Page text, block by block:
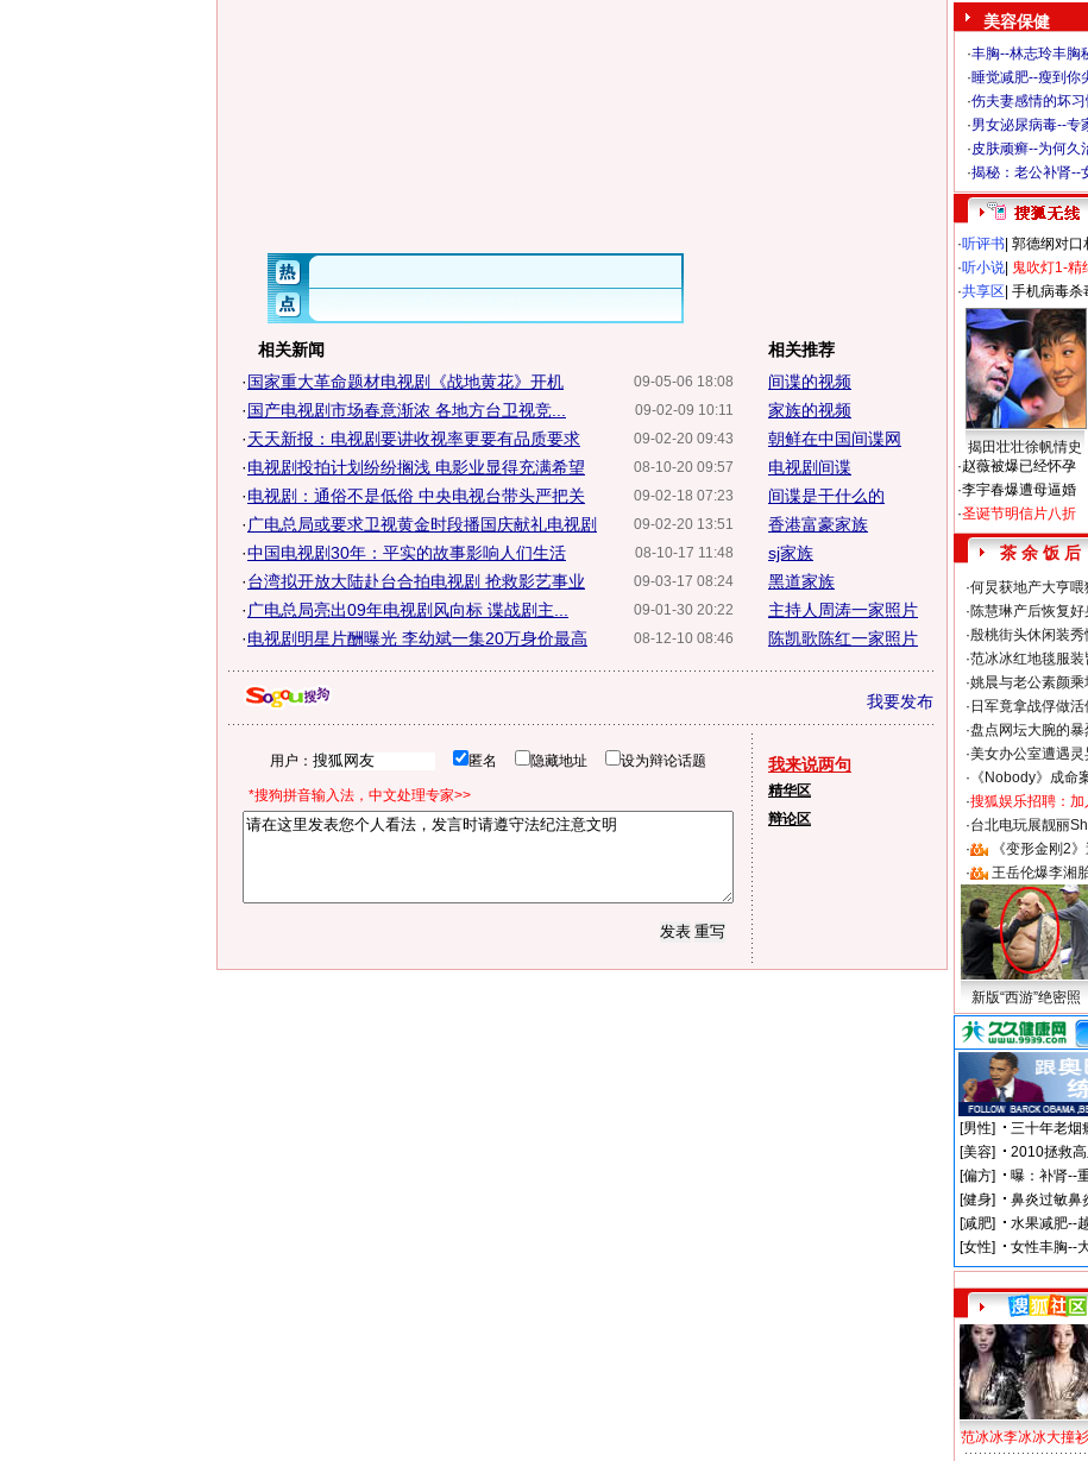
相关新闻
09-05-06 18:08
·国家重大革命题材电视剧《战地黄花》开机
09-02-09 10:11
·国产电视剧市场春意渐浓 各地方台卫视竞...
09-02-20 09:43
·天天新报：电视剧要讲收视率更要有品质要求
08-10-20 09:57
·电视剧投拍计划纷纷搁浅 电影业显得充满希望
09-02-18 07:23
·电视剧：通俗不是低俗 中央电视台带头严把关
09-02-20 13:51
· 广电总局或要求卫视黄金时段播国庆献礼电视剧
08-10-17 11:48
·中国电视剧30年：平实的故事影响人们生活
09-03-17 08:24
·台湾拟开放大陆赴台合拍电视剧 抢救影艺事业
09-01-30 20:22
· 广电总局亮出09年电视剧风向标 谍战剧主...
08-12-10 08:46
·电视剧明星片酬曝光 李幼斌一集20万身价最高
相关推荐
间谍的视频
家族的视频
朝鲜在中国间谍网
电视剧间谍
间谍是干什么的
香港富豪家族
sj家族
黑道家族
主持人周涛一家照片
陈凯歌陈红一家照片
我要发布
用户： 匿名 隐藏地址 设为辩论话题
*搜狗拼音输入法，中文处理专家>>
我来说两句
精华区
辩论区
美容保健
·丰胸--林志玲丰胸
·睡觉减肥--瘦到你
·伤夫妻感情的坏
·男女泌尿病毒--专
·皮肤顽癣--为何久
·揭秘：老公补肾--
·听评书 郭德纲对口
·听小说 鬼吹灯1-精
·共享区 手机病毒杀
揭田壮壮徐帆情史
·赵薇被爆已经怀孕
·李宇春爆遭母逼婚
·圣诞节明信片八折
茶 余 饭 后
·何炅获地产大亨
·陈慧琳产后恢复
·殷桃街头休闲装
·范冰冰红地毯服装
·姚晨与老公素颜乘
· 日军竟拿战俘做活
·盘点网坛大腕的暴
·美女办公室遭遇灵
· 《Nobody》成命
·搜狐娱乐招聘：加
·台北电玩展靓丽
·
《变形金刚2》
·
王岳伦爆李湘
新版“西游”绝密照
范冰冰李冰冰大撞衫